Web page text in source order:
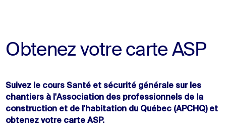
Obtenez votre carte ASP
Suivez le cours Santé et sécurité générale sur les
chantiers à l'Association des professionnels de la
construction et de l'habitation du Québec (APCHQ) et
obtenez votre carte ASP.